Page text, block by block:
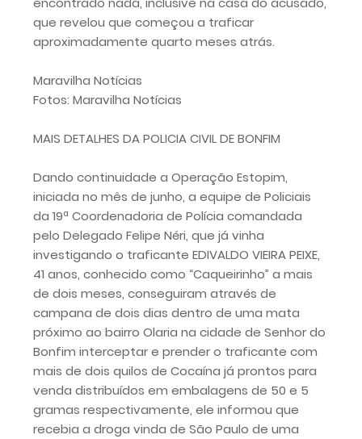
que revelou que começou a traficar
aproximadamente quarto meses atrás.
Maravilha Notícias
Fotos: Maravilha Notícias
MAIS DETALHES DA POLICIA CIVIL DE BONFIM
Dando continuidade a Operação Estopim,
iniciada no mês de junho, a equipe de Policiais
da 19ª Coordenadoria de Polícia comandada
pelo Delegado Felipe Néri, que já vinha
investigando o traficante EDIVALDO VIEIRA PEIXE,
41 anos, conhecido como “Caqueirinho” a mais
de dois meses, conseguiram através de
campana de dois dias dentro de uma mata
próximo ao bairro Olaria na cidade de Senhor do
Bonfim interceptar e prender o traficante com
mais de dois quilos de Cocaína já prontos para
venda distribuídos em embalagens de 50 e 5
gramas respectivamente, ele informou que
recebia a droga vinda de São Paulo de uma